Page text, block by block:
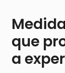
que
a